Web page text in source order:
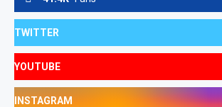
TWITTER
YOUTUBE
INSTAGRAM